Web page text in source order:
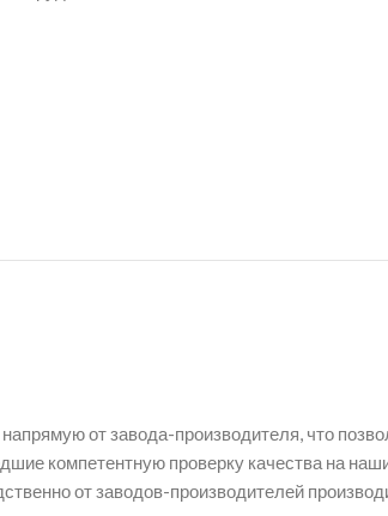
от завода-производителя, что
компетентную проверку качества на
от заводов-производителей